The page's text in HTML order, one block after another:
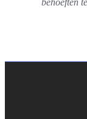
behoeften